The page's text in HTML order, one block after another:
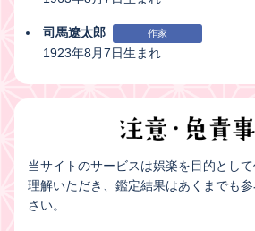
司馬遼太郎 作家
1923年8月7日生まれ
当サイトのサービスは娯楽を目的とし
理解いただき、鑑定結果はあくまでも
さい。